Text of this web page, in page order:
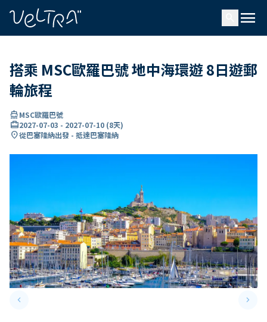
menu
搭乘 MSC歐羅巴號 地中海環遊 8日遊郵
輪旅程
directions_boatMSC歐羅巴號
card_travel2027-07-03 - 2027-07-10 (8天)
location_on從巴塞隆納出發 - 抵達巴塞隆納
keyboard_arrow_leftPrevious slide keyboard_arrow_right